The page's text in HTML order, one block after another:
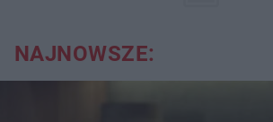
NAJNOWSZE: